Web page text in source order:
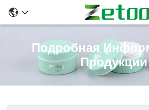
Подробная
Продукции